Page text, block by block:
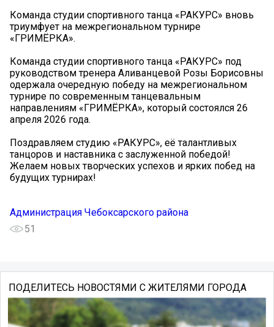
Команда студии спортивного танца «РАКУРС» вновь
триумфует на межрегиональном турнире
«ГРИМЁРКА».
Команда студии спортивного танца «РАКУРС» под
руководством тренера Аливанцевой Розы Борисовны
одержала очередную победу на межрегиональном
турнире по современным танцевальным
направлениям «ГРИМЁРКА», который состоялся 26
апреля 2026 года.
Поздравляем студию «РАКУРС», её талантливых
танцоров и наставника с заслуженной победой!
Желаем новых творческих успехов и ярких побед на
будущих турнирах!
Администрация Чебоксарского района
51
ПОДЕЛИТЕСЬ НОВОСТЯМИ С ЖИТЕЛЯМИ ГОРОДА